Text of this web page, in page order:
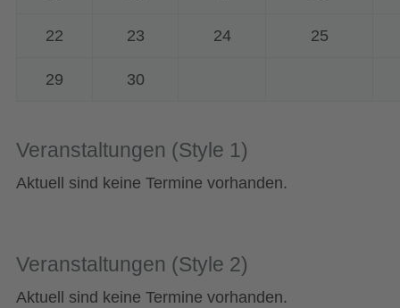
22 23 24 25
29 30
Veranstaltungen (Style 1)
Aktuell sind keine Termine vorhanden.
Veranstaltungen (Style 2)
Aktuell sind keine Termine vorhanden.